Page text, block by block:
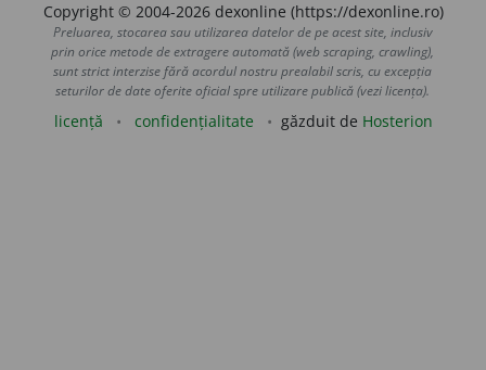
Copyright © 2004-2026 dexonline (https://dexonline.ro)
Preluarea, stocarea sau utilizarea datelor de pe acest site, inclusiv
prin orice metode de extragere automată (web scraping, crawling),
sunt strict interzise fără acordul nostru prealabil scris, cu excepția
seturilor de date oferite oficial spre utilizare publică (vezi licența).
licență confidențialitate găzduit de Hosterion